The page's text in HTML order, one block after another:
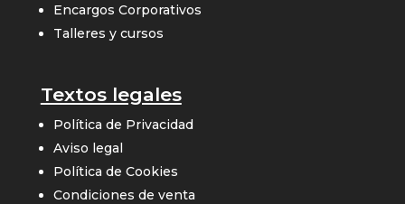
Encargos Corporativos
Talleres y cursos
Textos legales
Política de Privacidad
Aviso legal
Política de Cookies
Condiciones de venta